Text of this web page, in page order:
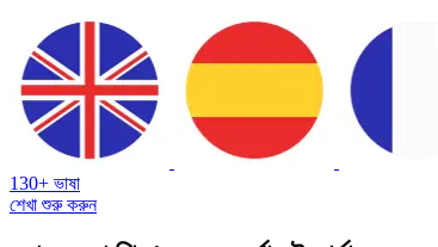
130+ ভাষা
শেখা শুরু করুন